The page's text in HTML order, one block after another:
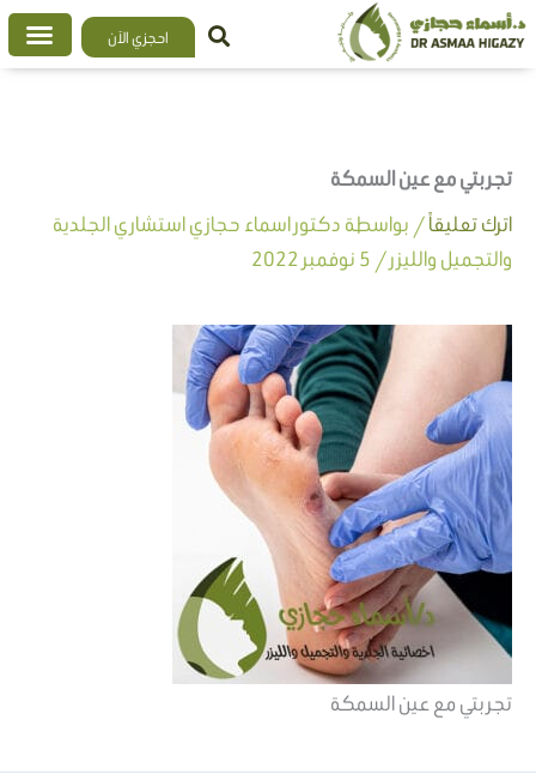
تخطي
إلى
احجزي الآن
تجربتي مع عين السمكة
اترك تعليقاً/ بواسطة دكتور اسماء حجازي استشاري الجلدية
والتجميل والليزر/ 5 نوفمبر 2022
تجربتي مع عين السمكة